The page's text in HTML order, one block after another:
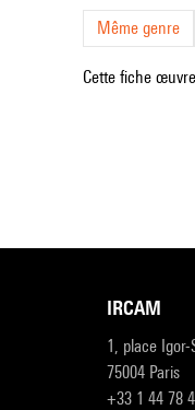
Même genre
Cette fiche
IRCAM
1, place
75004 Paris
+33 1 44 78